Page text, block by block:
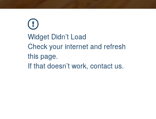
Widget Didn’t Load
Check your internet and refresh
this page.
If that doesn’t work, contact us.